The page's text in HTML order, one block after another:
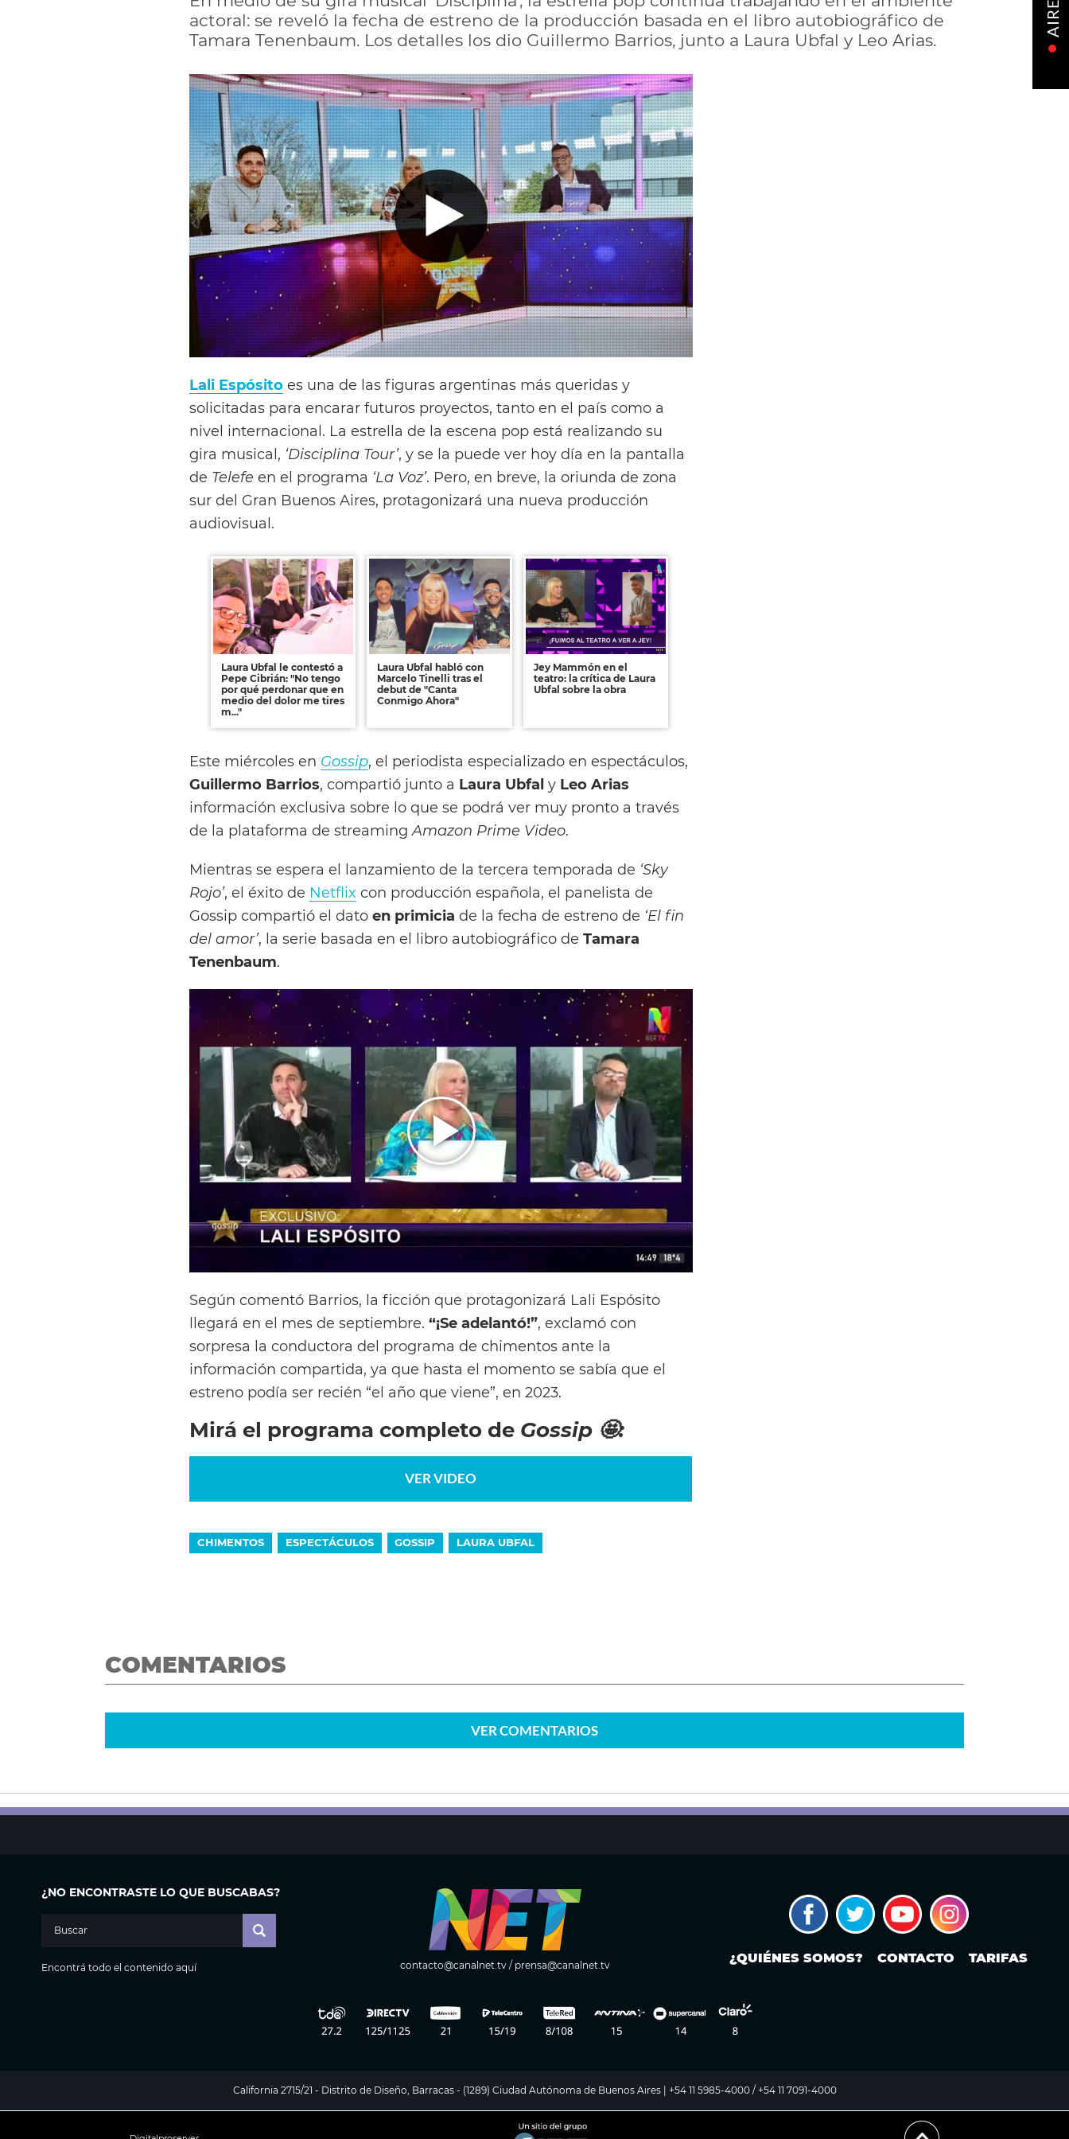
actoral: se reveló la fecha de estreno de la producción basada en el libro autobiográfico de
Tamara Tenenbaum. Los detalles los dio Guillermo Barrios, junto a Laura Ubfal y Leo Arias.
Lali Espósito es una de las figuras argentinas más queridas y
solicitadas para encarar futuros proyectos, tanto en el país como a
nivel internacional. La estrella de la escena pop está realizando su
gira musical, ‘Disciplina Tour’, y se la puede ver hoy día en la pantalla
de Telefe en el programa ‘La Voz’. Pero, en breve, la oriunda de zona
sur del Gran Buenos Aires, protagonizará una nueva producción
audiovisual.
Laura Ubfal le contestó a
Pepe Cibrián: "No tengo
por qué perdonar que en
medio del dolor me tires
m..."
Laura Ubfal habló con
Marcelo Tinelli tras el
debut de "Canta
Conmigo Ahora"
Jey Mammón en el
teatro: la crítica de Laura
Ubfal sobre la obra
Este miércoles en Gossip, el periodista especializado en espectáculos,
Guillermo Barrios, compartió junto a Laura Ubfal y Leo Arias
información exclusiva sobre lo que se podrá ver muy pronto a través
de la plataforma de streaming Amazon Prime Video.
Mientras se espera el lanzamiento de la tercera temporada de ‘Sky
Rojo’, el éxito de Netflix con producción española, el panelista de
Gossip compartió el dato en primicia de la fecha de estreno de ‘El fin
del amor’, la serie basada en el libro autobiográfico de Tamara
Tenenbaum.
Según comentó Barrios, la ficción que protagonizará Lali Espósito
llegará en el mes de septiembre. “¡Se adelantó!”, exclamó con
sorpresa la conductora del programa de chimentos ante la
información compartida, ya que hasta el momento se sabía que el
estreno podía ser recién “el año que viene”, en 2023.
Mirá el programa completo de Gossip 🤩:
VER VIDEO
CHIMENTOS ESPECTÁCULOS GOSSIP LAURA UBFAL
COMENTARIOS
VERCOMENTARIOS
¿NO ENCONTRASTE LO QUE BUSCABAS?
Encontrá todo el contenido aquí contacto@canalnet.tv/ prensa@canalnet.tv ¿QUIÉNES SOMOS? CONTACTO TARIFAS
California 2715/21 - Distrito de Diseño, Barracas - (1289) Ciudad Autónoma de Buenos Aires | +54 11 5985-4000 / +54 11 7091-4000
AIRE